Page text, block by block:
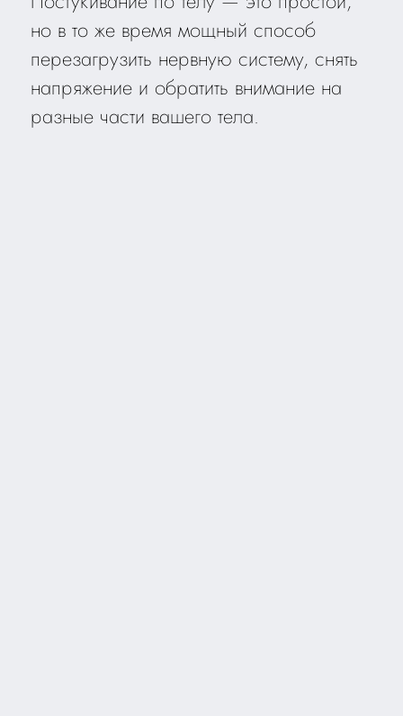
но в то же время мощный способ
перезагрузить нервную систему, снять
напряжение и обратить внимание на
разные части вашего тела.